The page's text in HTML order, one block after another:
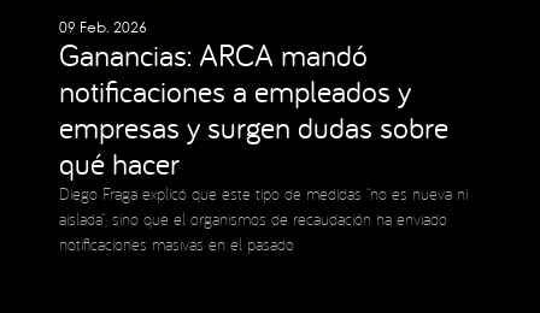
09 Feb. 2026
Ganancias: ARCA mandó
notificaciones a empleados y
empresas y surgen dudas sobre
qué hacer
Diego Fraga explicó que este tipo de medidas “no es nueva ni
aislada”, sino que el organismos de recaudación ha enviado
notificaciones masivas en el pasado